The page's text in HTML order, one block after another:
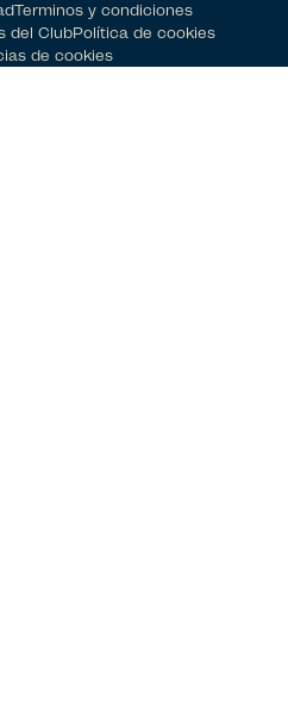
Terminos y condiciones
del ClubPolítica de cookies
de cookies